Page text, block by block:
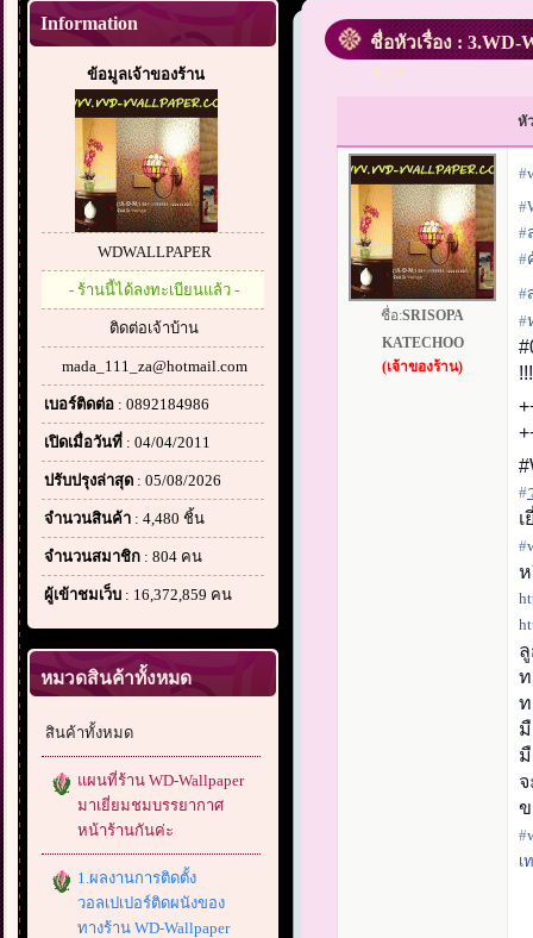
Information
ข้อมูลเจ้าของร้าน
WDWALLPAPER
- ร้านนี้ได้ลงทะเบียนแล้ว -
ติดต่อเจ้าบ้าน
mada_111_za@hotmail.com
เบอร์ติดต่อ : 0892184986
เปิดเมื่อวันที่ : 04/04/2011
ปรับปรุงล่าสุด : 05/08/2026
จำนวนสินค้า : 4,480 ชิ้น
จำนวนสมาชิก : 804 คน
ผู้เข้าชมเว็บ : 16,372,859 คน
หมวดสินค้าทั้งหมด
สินค้าทั้งหมด
แผนที่ร้าน WD-Wallpaper
มาเยี่ยมชมบรรยากาศ
หน้าร้านกันค่ะ
1.ผลงานการติดตั้ง
วอลเปเปอร์ติดผนังของ
ทางร้าน WD-Wallpaper
ชื่อหัวเรื่อง :
◕‿◕
หั
ชื่อ:SRISOPA
KATECHOO
(เจ้าของร้าน)
#‎
#‎
#‎
#‎
#‎
#‎
#‎
#‎
ห
ท
ท
#‎
เ